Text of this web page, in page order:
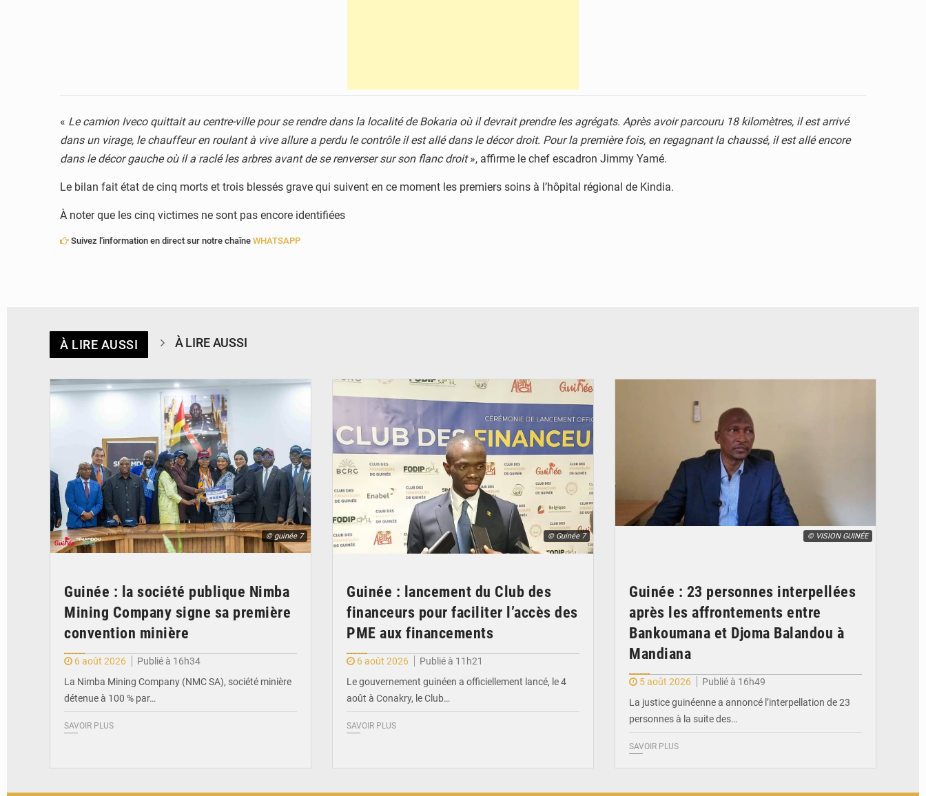
« Le camion Iveco quittait au centre-ville pour se rendre dans la localité de Bokaria où il devrait prendre les agrégats. Après avoir parcouru 18 kilomètres, il est arrivé
dans un virage, le chauffeur en roulant à vive allure a perdu le contrôle il est allé dans le décor droit. Pour la première fois, en regagnant la chaussé, il est allé encore
dans le décor gauche où il a raclé les arbres avant de se renverser sur son flanc droit», affirme le chef escadron Jimmy Yamé.
Le bilan fait état de cinq morts et trois blessés grave qui suivent en ce moment les premiers soins à l’hôpital régional de Kindia.
À noter que les cinq victimes ne sont pas encore identifiées
Suivez l'information en direct sur notre chaîne WHATSAPP
À LIRE AUSSI À LIRE AUSSI
© guinée 7
Guinée : la société publique Nimba
Mining Company signe sa première
convention minière
6 août 2026
Publié à 16h34
La Nimba Mining Company (NMC SA), société minière
détenue à 100 % par…
SAVOIR PLUS
© Guinée 7
Guinée : lancement du Club des
financeurs pour faciliter l’accès des
PME aux financements
6 août 2026
Publié à 11h21
Le gouvernement guinéen a officiellement lancé, le 4
août à Conakry, le Club…
SAVOIR PLUS
© VISION GUINÉE
Guinée : 23 personnes interpellées
après les affrontements entre
Bankoumana et Djoma Balandou à
Mandiana
5 août 2026
Publié à 16h49
La justice guinéenne a annoncé l’interpellation de 23
personnes à la suite des…
SAVOIR PLUS